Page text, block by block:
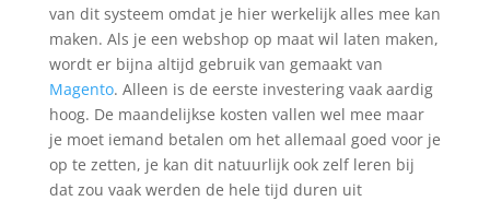
van dit systeem omdat je hier werkelijk alles mee kan
maken. Als je een webshop op maat wil laten maken,
wordt er bijna altijd gebruik van gemaakt van
Magento. Alleen is de eerste investering vaak aardig
hoog. De maandelijkse kosten vallen wel mee maar
je moet iemand betalen om het allemaal goed voor je
op te zetten, je kan dit natuurlijk ook zelf leren bij
dat zou vaak werden de hele tijd duren uit